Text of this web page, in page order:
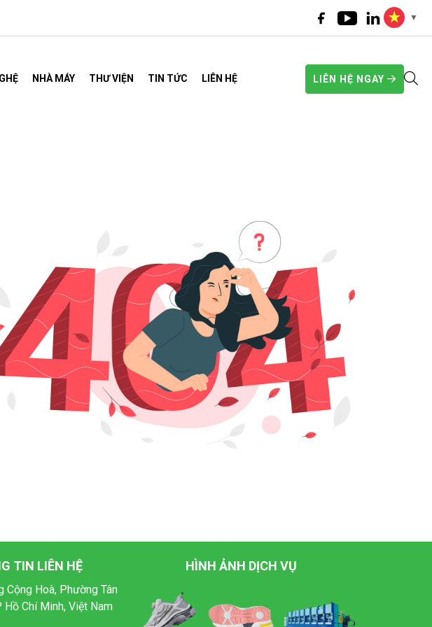
▼
NHÀ MÁY THƯ VIỆN TIN TỨC LIÊN HỆ LIÊN HỆ NGAY
TIN LIÊN HỆ
Cộng Hoà, Phường Tân
Hồ Chí Minh, Việt Nam
HÌNH ẢNH DỊCH VỤ